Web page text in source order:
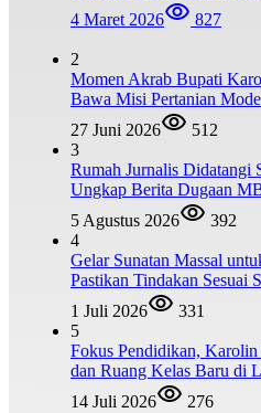
4 Maret 2026
827
2
Momen Akrab Bupati
Bawa Misi Pertanian
27 Juni 2026
512
3
Rumah Jurnalis Didatangi
Ungkap Berita Dugaan
5 Agustus 2026
392
4
Gelar Sunatan Massal
Pastikan Tindakan Sesuai
1 Juli 2026
331
5
Fokus Pendidikan, Karolin
dan Ruang Kelas Baru di
14 Juli 2026
276